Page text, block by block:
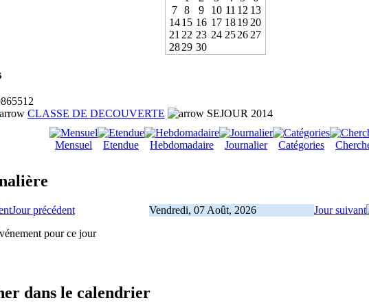
7 8 9 10 11 12 13
1415 16 17 1819 20
21 22 23 24 2526 27
2829 30
CLASSE DE DECOUVERTE SEJOUR 2014
Mensuel Etendue Hebdomadaire Journalier Catégories
Jour précédent Vendredi, 07 Août, 2026
Jour suivant
pour ce jour
dans le calendrier